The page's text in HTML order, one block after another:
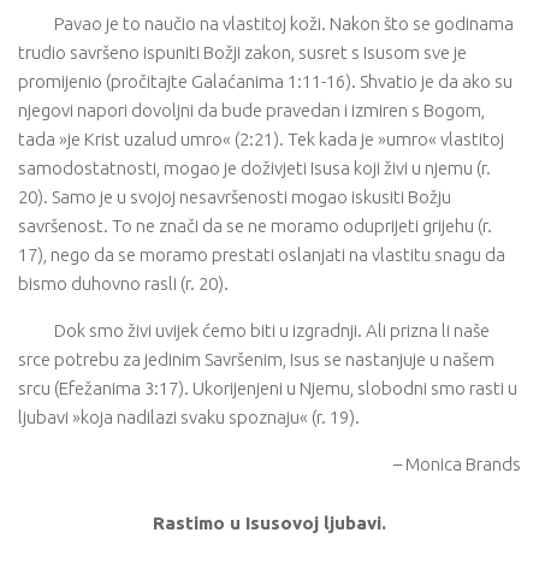
Pavao je to naučio na vlastitoj koži. Nakon što se godinama
trudio savršeno ispuniti Božji zakon, susret s Isusom sve je
promijenio (pročitajte Galaćanima 1:11-16). Shvatio je da ako su
njegovi napori dovoljni da bude pravedan i izmiren s Bogom,
tada »je Krist uzalud umro« (2:21). Tek kada je »umro« vlastitoj
samodostatnosti, mogao je doživjeti Isusa koji živi u njemu (r.
20). Samo je u svojoj nesavršenosti mogao iskusiti Božju
savršenost. To ne znači da se ne moramo oduprijeti grijehu (r.
17), nego da se moramo prestati oslanjati na vlastitu snagu da
bismo duhovno rasli (r. 20).
Dok smo živi uvijek ćemo biti u izgradnji. Ali prizna li naše
srce potrebu za jedinim Savršenim, Isus se nastanjuje u našem
srcu (Efežanima 3:17). Ukorijenjeni u Njemu, slobodni smo rasti u
ljubavi »koja nadilazi svaku spoznaju« (r. 19).
– Monica Brands
Rastimo u Isusovoj ljubavi.